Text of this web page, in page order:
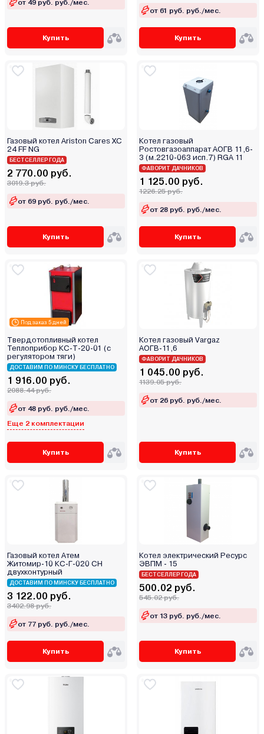
Россия
Ростовгазоаппарат
Теплоприбор
Термокрафт
Термостайл
УМТ
Уралец
Эван
Электромаш
Энкор
Эрдо
от 49 руб. руб./мес.
Купить
от 61 руб. руб./мес.
Купить
Газовый котел Ariston Cares XC
24 FF NG
БЕСТСЕЛЛЕР ГОДА
2 770.00 руб.
3019.3 руб.
от 69 руб. руб./мес.
Купить
Котел газовый
Ростовгазоаппарат АОГВ 11,6-
3 (м.2210-063 исп.7) RGA 11
ФАВОРИТ ДАЧНИКОВ
1 125.00 руб.
1226.25 руб.
от 28 руб. руб./мес.
Купить
Под заказ 5 дней
Твердотопливный котел
Теплоприбор КС-Т-20-01 (с
регулятором тяги)
ДОСТАВИМ ПО МИНСКУ БЕСПЛАТНО
1 916.00 руб.
2088.44 руб.
от 48 руб. руб./мес.
Еще 2 комплектации
Купить
Котел газовый Vargaz
АОГВ-11,6
ФАВОРИТ ДАЧНИКОВ
1 045.00 руб.
1139.05 руб.
от 26 руб. руб./мес.
Купить
Газовый котел Атем
Житомир-10 КС-Г-020 СН
двухконтурный
ДОСТАВИМ ПО МИНСКУ БЕСПЛАТНО
3 122.00 руб.
3402.98 руб.
от 77 руб. руб./мес.
Купить
Котел электрический Ресурс
ЭВПМ - 15
БЕСТСЕЛЛЕР ГОДА
500.02 руб.
545.02 руб.
от 13 руб. руб./мес.
Купить